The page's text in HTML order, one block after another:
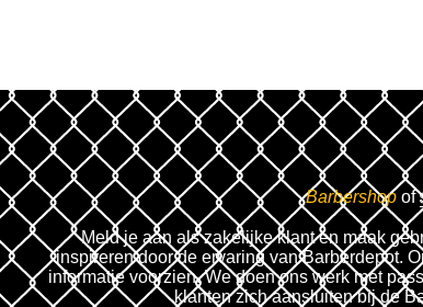
Barbershop of
Meld je aan als zakelijke klant en maak
inspireren door de ervaring van Barberdepot.
informatie voorzien. We doen ons werk met
klanten zich aansluiten bij de